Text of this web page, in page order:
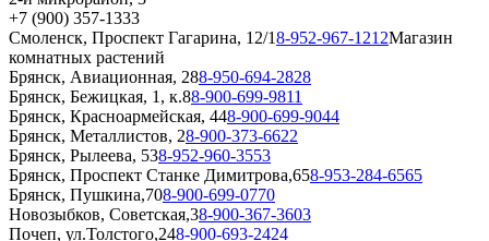
+7 (900) 357-1333
Смоленск, Проспект Гагарина, 12/18-952-967-1212Магазин
комнатных растений
Брянск, Авиационная, 288-950-694-2828
Брянск, Бежицкая, 1, к.88-900-699-9811
Брянск, Красноармейская, 448-900-699-9044
Брянск, Металлистов, 28-900-373-6622
Брянск, Рылеева, 538-952-960-3553
Брянск, Проспект Станке Димитрова,658-953-284-6565
Брянск, Пушкина,708-900-699-0770
Новозыбков, Советская,38-900-367-3603
Почеп, ул.Толстого,248-900-693-2424